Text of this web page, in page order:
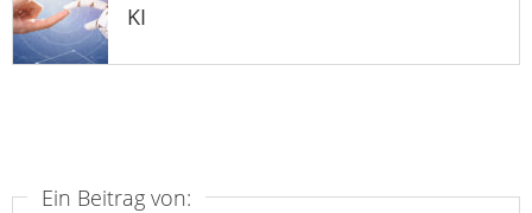
KI
Ein Beitrag von: